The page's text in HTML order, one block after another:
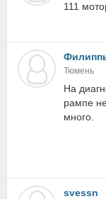
111
Тюмень
На
рампе
много.
svessn